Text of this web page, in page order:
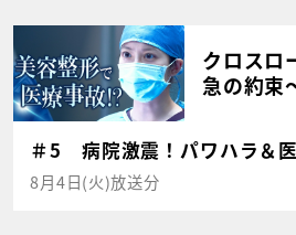
クロスロ
急の約束
＃5 病院激震！パワハラ＆
8月4日(火)放送分